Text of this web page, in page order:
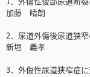
加藤 晴朗
2．尿道外傷後尿道狭
新垣 義孝
3．外傷性尿道狭窄症